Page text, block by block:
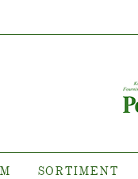
SORTIMENT